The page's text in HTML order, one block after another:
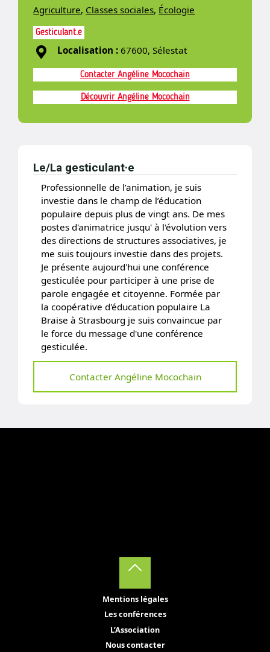
Agriculture, Classes sociales, Écologie
Gesticulant.e
Localisation :67600, Sélestat
Contacter Angéline Mocochain
Découvrir Angéline Mocochain
Le/La gesticulant·e
Professionnelle de l’animation, je suis
investie dans le champ de l’éducation
populaire depuis plus de vingt ans. De mes
postes d'animatrice jusqu' à l'évolution vers
des directions de structures associatives, je
me suis toujours investie dans des projets.
Je présente aujourd'hui une conférence
gesticulée pour participer à une prise de
parole engagée et citoyenne. Formée par
la coopérative d'éducation populaire La
Braise à Strasbourg je suis convaincue par
le force du message d'une conférence
gesticulée.
Contacter Angéline Mocochain
Mentions légales
Les conférences
L’Association
Nous contacter
Back
to
Top